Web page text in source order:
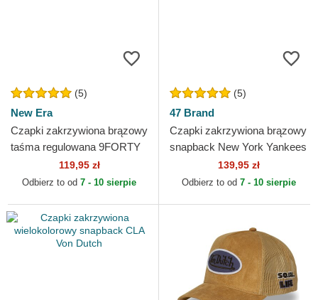
(5)
New Era
Czapki zakrzywiona brązowy
taśma regulowana 9FORTY
League Essential New York
Yankees MLB New Era
119,95 zł
Odbierz to od 7 - 10 sierpie
(5)
47 Brand
Czapki zakrzywiona brązowy
snapback New York Yankees
MLB 47 Brand139,95 zł
Odbierz to od 7 - 10 sierpie